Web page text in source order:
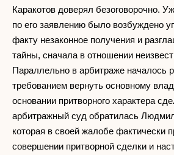
Каракотов доверял безоговорочно.
по его заявлению было возбуждено
факту незаконное получения и
тайны, сначала в отношении
Параллельно в арбитраже началось
требованием вернуть основному
основании притворного характера
арбитражный суд обратилась
которая в своей жалобе фактически
совершении притворной сделки и